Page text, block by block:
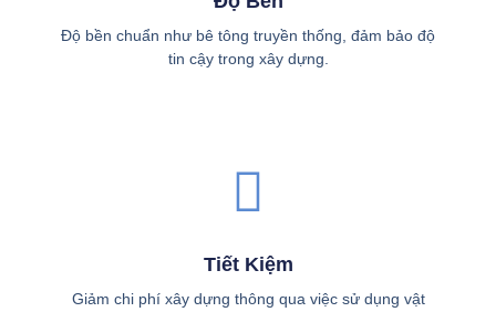
Độ bền chuẩn như bê tông truyền thống, đảm bảo độ
tin cậy trong xây dựng.
Tiết Kiệm
Giảm chi phí xây dựng thông qua việc sử dụng vật